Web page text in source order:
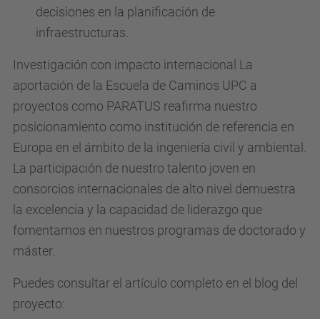
decisiones en la planificación de
infraestructuras.
Investigación con impacto internacional La
aportación de la Escuela de Caminos UPC a
proyectos como PARATUS reafirma nuestro
posicionamiento como institución de referencia en
Europa en el ámbito de la ingeniería civil y ambiental.
La participación de nuestro talento joven en
consorcios internacionales de alto nivel demuestra
la excelencia y la capacidad de liderazgo que
fomentamos en nuestros programas de doctorado y
máster.
Puedes consultar el artículo completo en el blog del
proyecto: